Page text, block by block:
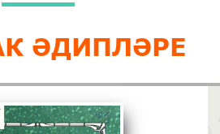
ӘДИПЛӘРЕ